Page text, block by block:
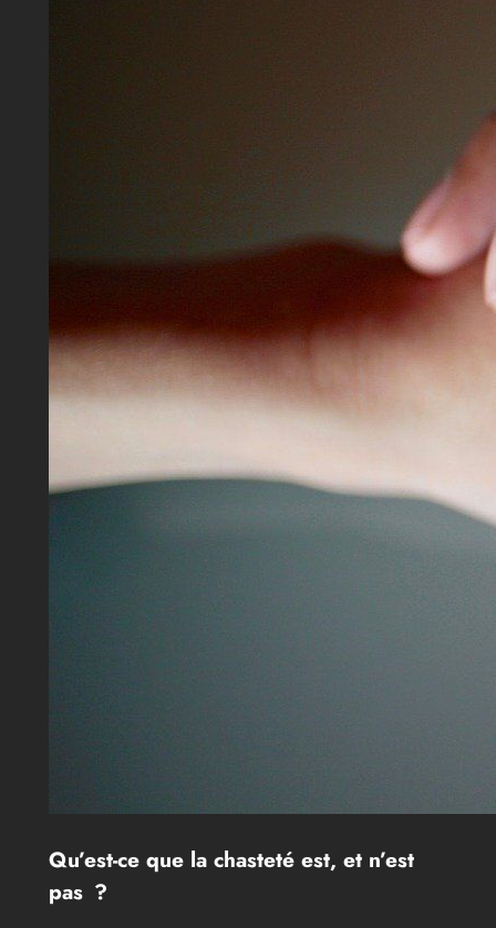
Qu’est-ce que la chasteté est, et n’est
pas ?